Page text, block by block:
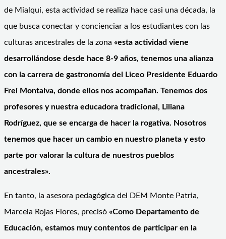
de Mialqui, esta actividad se realiza hace casi una década, la
que busca conectar y concienciar a los estudiantes con las
culturas ancestrales de la zona «esta actividad viene
desarrollándose desde hace 8-9 años, tenemos una alianza
con la carrera de gastronomía del Liceo Presidente Eduardo
Frei Montalva, donde ellos nos acompañan. Tenemos dos
profesores y nuestra educadora tradicional, Liliana
Rodríguez, que se encarga de hacer la rogativa. Nosotros
tenemos que hacer un cambio en nuestro planeta y esto
parte por valorar la cultura de nuestros pueblos
ancestrales».
En tanto, la asesora pedagógica del DEM Monte Patria,
Marcela Rojas Flores, precisó «Como Departamento de
Educación, estamos muy contentos de participar en la